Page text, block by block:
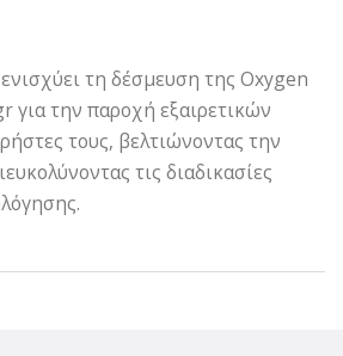
τη δέσμευση της Oxygen
για την παροχή εξαιρετικών
τους, βελτιώνοντας την
τις διαδικασίες